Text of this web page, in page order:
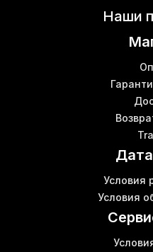
Наши
Условия
Условия